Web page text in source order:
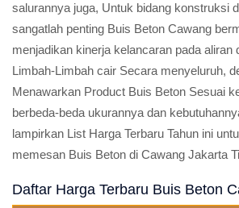
salurannya juga, Untuk bidang konstruksi
sangatlah penting Buis Beton Cawang
menjadikan kinerja kelancaran pada aliran
Limbah-Limbah cair Secara menyeluruh,
Menawarkan Product Buis Beton Sesuai
berbeda-beda ukurannya dan
lampirkan List Harga Terbaru Tahun ini
memesan Buis Beton di Cawang Jakarta
Daftar Harga Terbaru Buis Beton